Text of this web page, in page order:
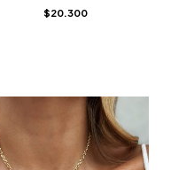
$20.300